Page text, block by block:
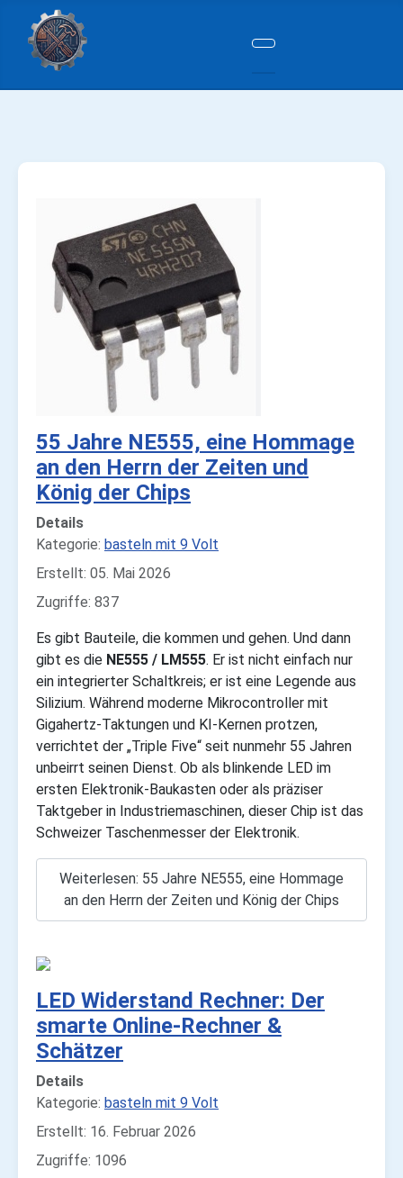
55 Jahre NE555, eine Hommage
an den Herrn der Zeiten und
König der Chips
Details
Kategorie: basteln mit 9 Volt
Erstellt: 05. Mai 2026
Zugriffe: 837
Es gibt Bauteile, die kommen und gehen. Und dann
gibt es die NE555 / LM555. Er ist nicht einfach nur
ein integrierter Schaltkreis; er ist eine Legende aus
Silizium. Während moderne Mikrocontroller mit
Gigahertz-Taktungen und KI-Kernen protzen,
verrichtet der „Triple Five“ seit nunmehr 55 Jahren
unbeirrt seinen Dienst. Ob als blinkende LED im
ersten Elektronik-Baukasten oder als präziser
Taktgeber in Industriemaschinen, dieser Chip ist das
Schweizer Taschenmesser der Elektronik.
Weiterlesen: 55 Jahre NE555, eine Hommage
an den Herrn der Zeiten und König der Chips
LED Widerstand Rechner: Der
smarte Online-Rechner &
Schätzer
Details
Kategorie: basteln mit 9 Volt
Erstellt: 16. Februar 2026
Zugriffe: 1096